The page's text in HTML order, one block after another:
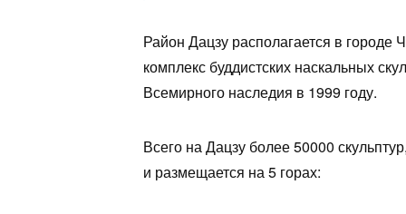
Район Дацзу располагается в городе
комплекс буддистских наскальных
Всемирного наследия в 1999 году.
Всего на Дацзу более 50000
и размещается на 5 горах: